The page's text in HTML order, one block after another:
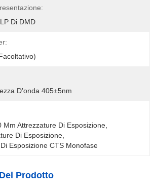
Di DMD
D'onda 405±5nm
Mm Attrezzature Di Esposizione
Di Esposizione
Esposizione CTS Monofase
Prodotto